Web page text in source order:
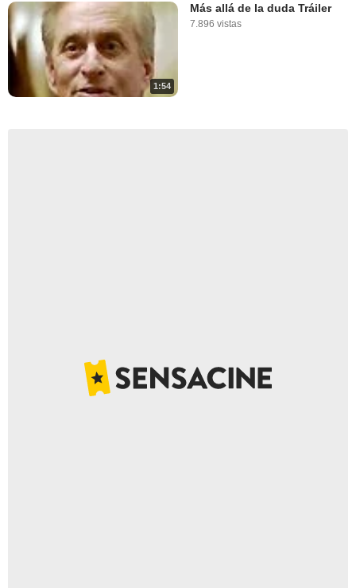
1:54
Más allá de la duda Tráiler
7.896 vistas